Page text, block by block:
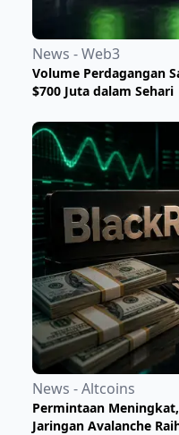
News - Web3
Volume Perdagangan
$700 Juta dalam Sehari
News - Altcoins
Permintaan
Jaringan Avalanche